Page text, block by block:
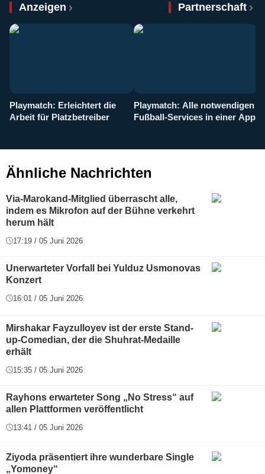
Anzeigen Partnerschaft
Playmatch: Erleichtert die
Arbeit für Platzbetreiber
Playmatch: Alle notwendigen
Fußball-Services in einer App
Ähnliche Nachrichten
Via-Marokand-Mitglied überrascht alle,
indem es Mikrofon auf der Bühne verkehrt
herum hält
17:19 / 05 Juni 2026
Unerwarteter Vorfall bei Yulduz Usmonovas
Konzert
16:01 / 05 Juni 2026
Mirshakar Fayzulloyev ist der erste Stand-
up-Comedian, der die Shuhrat-Medaille
erhält
15:35 / 05 Juni 2026
Rayhons erwarteter Song „No Stress“ auf
allen Plattformen veröffentlicht
13:41 / 05 Juni 2026
Ziyoda präsentiert ihre wunderbare Single
„Yomoney“